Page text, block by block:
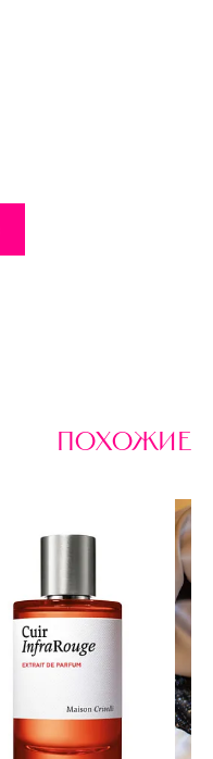
похожие